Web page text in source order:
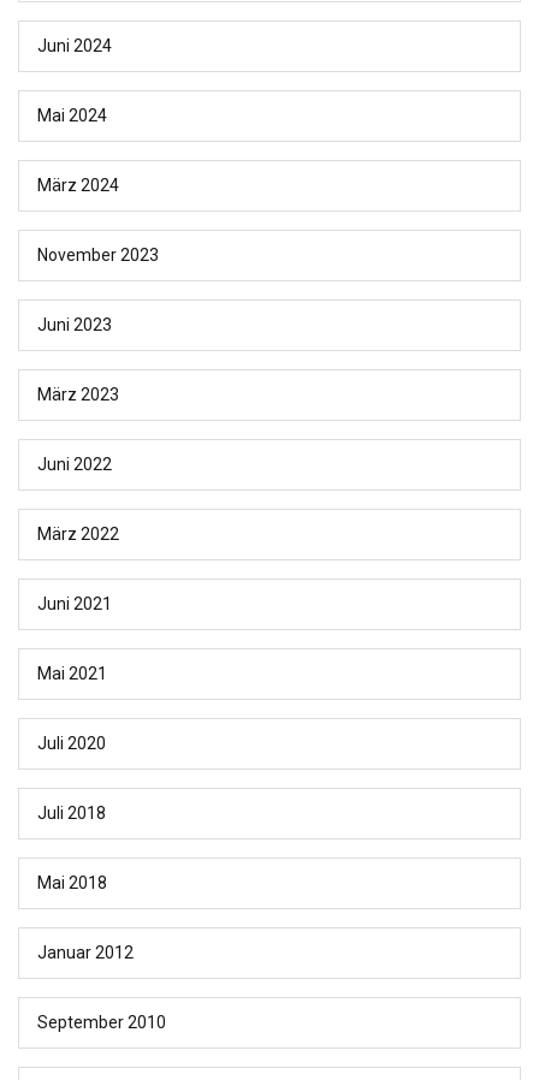
Juni 2024
Mai 2024
März 2024
November 2023
Juni 2023
März 2023
Juni 2022
März 2022
Juni 2021
Mai 2021
Juli 2020
Juli 2018
Mai 2018
Januar 2012
September 2010